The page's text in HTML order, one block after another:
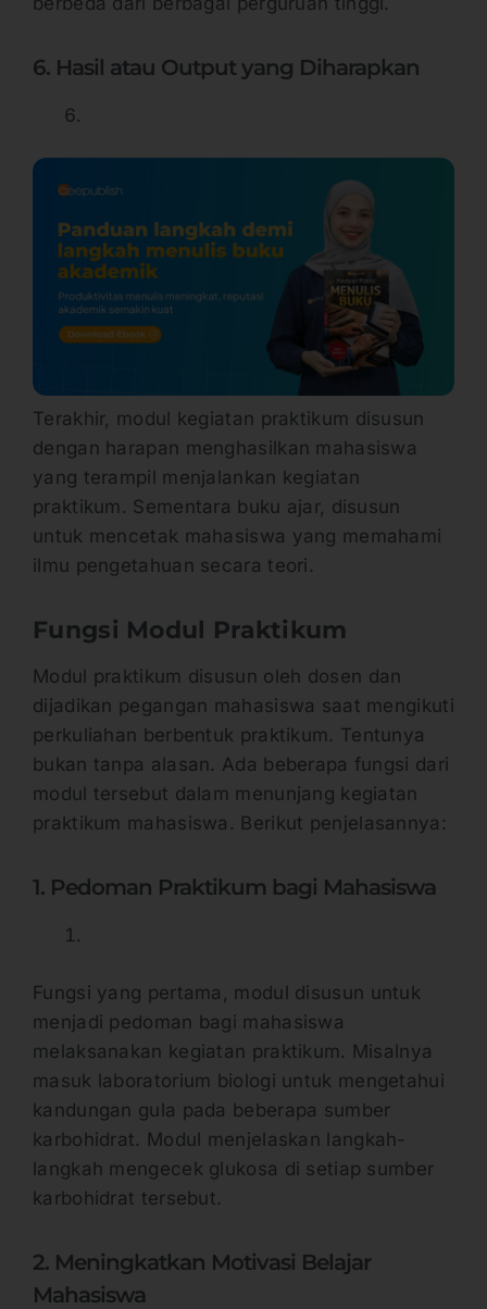
6. Hasil atau Output yang Diharapkan
Terakhir, modul kegiatan praktikum disusun
dengan harapan menghasilkan mahasiswa
yang terampil menjalankan kegiatan
praktikum. Sementara buku ajar, disusun
untuk mencetak mahasiswa yang memahami
ilmu pengetahuan secara teori.
Fungsi Modul Praktikum
Modul praktikum disusun oleh dosen dan
dijadikan pegangan mahasiswa saat mengikuti
perkuliahan berbentuk praktikum. Tentunya
bukan tanpa alasan. Ada beberapa fungsi dari
modul tersebut dalam menunjang kegiatan
praktikum mahasiswa. Berikut penjelasannya:
1. Pedoman Praktikum bagi Mahasiswa
Fungsi yang pertama, modul disusun untuk
menjadi pedoman bagi mahasiswa
melaksanakan kegiatan praktikum. Misalnya
masuk laboratorium biologi untuk mengetahui
kandungan gula pada beberapa sumber
karbohidrat. Modul menjelaskan langkah-
langkah mengecek glukosa di setiap sumber
karbohidrat tersebut.
2. Meningkatkan Motivasi Belajar
Mahasiswa